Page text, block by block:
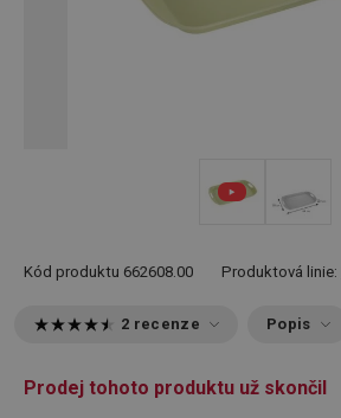
Kód produktu 662608.00 Produktová linie:
2 recenze Popis
Prodej tohoto produktu už skončil